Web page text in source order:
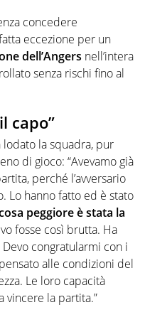
concedere
eccezione per un
dell’Angers nell’intera
senza rischi fino al
capo”
lodato la squadra, pur
di gioco: “Avevamo già
perché l’avversario
Lo hanno fatto ed è stato
peggiore è stata la
fosse così brutta. Ha
congratularmi con i
alle condizioni del
Le loro capacità
vincere la partita.”